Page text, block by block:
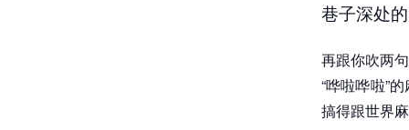
巷子深处
再跟你吹两
“哗啦哗啦”
搞得跟世界